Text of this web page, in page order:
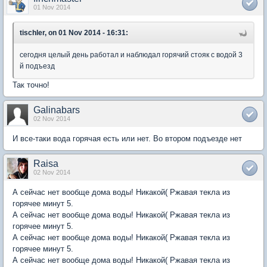
01 Nov 2014
tischler, on 01 Nov 2014 - 16:31:
сегодня целый день работал и наблюдал горячий стояк с водой 3
й подъезд
Так точно!
Galinabars
02 Nov 2014
И все-таки вода горячая есть или нет. Во втором подъезде нет
Raisa
02 Nov 2014
А сейчас нет вообще дома воды! Никакой( Ржавая текла из
горячее минут 5.
А сейчас нет вообще дома воды! Никакой( Ржавая текла из
горячее минут 5.
А сейчас нет вообще дома воды! Никакой( Ржавая текла из
горячее минут 5.
А сейчас нет вообще дома воды! Никакой( Ржавая текла из